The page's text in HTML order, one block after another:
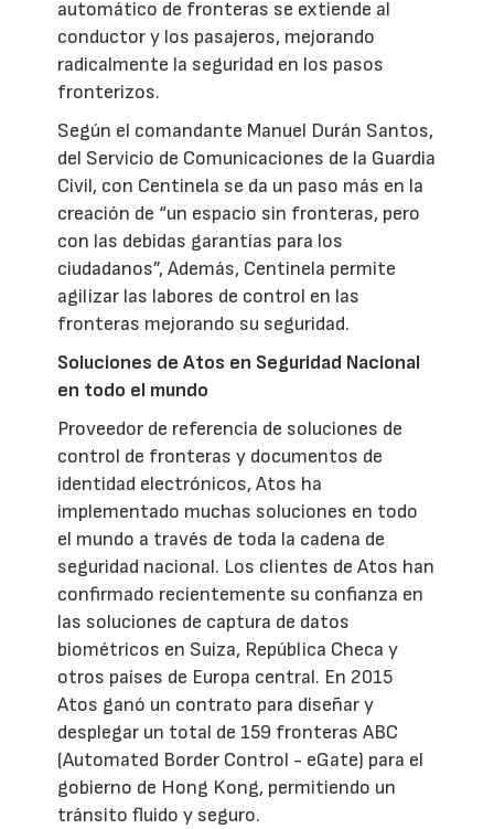
automático de fronteras se extiende al
conductor y los pasajeros, mejorando
radicalmente la seguridad en los pasos
fronterizos.
Según el comandante Manuel Durán Santos,
del Servicio de Comunicaciones de la Guardia
Civil, con Centinela se da un paso más en la
creación de “un espacio sin fronteras, pero
con las debidas garantías para los
ciudadanos”, Además, Centinela permite
agilizar las labores de control en las
fronteras mejorando su seguridad.
Soluciones de Atos en Seguridad Nacional
en todo el mundo
Proveedor de referencia de soluciones de
control de fronteras y documentos de
identidad electrónicos, Atos ha
implementado muchas soluciones en todo
el mundo a través de toda la cadena de
seguridad nacional. Los clientes de Atos han
confirmado recientemente su confianza en
las soluciones de captura de datos
biométricos en Suiza, República Checa y
otros países de Europa central. En 2015
Atos ganó un contrato para diseñar y
desplegar un total de 159 fronteras ABC
(Automated Border Control - eGate) para el
gobierno de Hong Kong, permitiendo un
tránsito fluido y seguro.